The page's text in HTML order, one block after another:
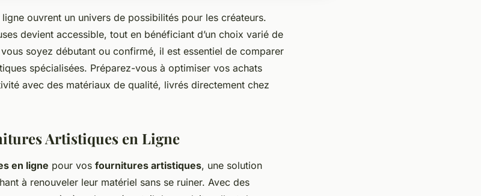
ouvrent un univers de possibilités pour les créateurs.
devient accessible, tout en bénéficiant d’un choix varié de
soyez débutant ou confirmé, il est essentiel de comparer
spécialisées. Préparez-vous à optimiser vos achats
avec des matériaux de qualité, livrés directement chez
Artistiques en Ligne
en ligne pour vos fournitures artistiques, une solution
à renouveler leur matériel sans se ruiner. Avec des